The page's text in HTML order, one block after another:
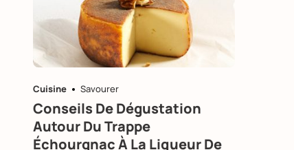
Cuisine Savourer
Conseils De Dégustation
Autour Du Trappe
Échourgnac À La Liqueur De